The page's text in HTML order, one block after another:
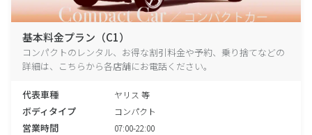
基本料金プラン（C1）
コンパクトのレンタル、お得な割引料金や予約、乗り捨てなどの
詳細は、こちらから各店舗にお電話ください。
代表車種 ヤリス 等
ボディタイプ コンパクト
営業時間 07:00-22:00